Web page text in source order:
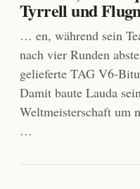
Tyrrell und
… en, während sein
nach vier Runden
gelieferte TAG V6-
Damit baute Lauda
Weltmeisterschaft um
…